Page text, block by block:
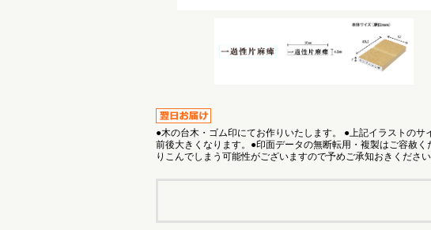
●木の台木・ゴム印にてお作りいたします。 ●上記イラストの
前後大きくなります。●印面データの無断転用・複製はご容赦
りこんでしまう可能性がございますので予めご承知おきください